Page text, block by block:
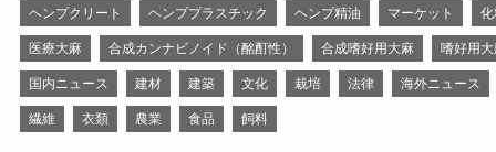
ヘンプクリート ヘンププラスチック ヘンプ精油 マーケット
医療大麻 合成カンナビノイド（酩酊性） 合成嗜好用大麻 嗜好用
国内ニュース 建材 建築 文化 栽培 法律 海外ニュース
繊維 衣類 農業 食品 飼料